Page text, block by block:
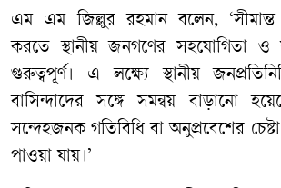
এম এম জিল্লুর রহমান বলেন, ‘সীমান্ত
করতে স্থানীয় জনগণের সহযোগিতা ও
গুরুত্বপূর্ণ। এ লক্ষ্যে স্থানীয়
বাসিন্দাদের সঙ্গে সমন্বয় বাড়ানো
সন্দেহজনক গতিবিধি বা অনুপ্রবেশের
পাওয়া যায়।’